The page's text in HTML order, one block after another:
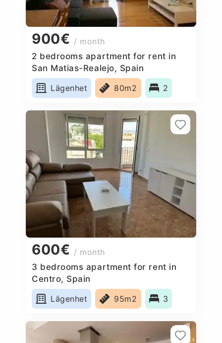
900€ / month
2 bedrooms apartment for rent in
San Matias-Realejo, Spain
Lägenhet
80m2 2
600€ / month
3 bedrooms apartment for rent in
Centro, Spain
Lägenhet
95m2 3